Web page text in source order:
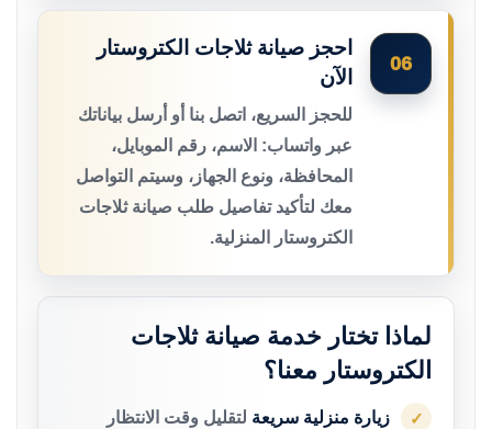
06
احجز صيانة ثلاجات الكتروستار
الآن
للحجز السريع، اتصل بنا أو أرسل بياناتك
عبر واتساب: الاسم، رقم الموبايل،
المحافظة، ونوع الجهاز، وسيتم التواصل
معك لتأكيد تفاصيل طلب صيانة ثلاجات
الكتروستار المنزلية.
لماذا تختار خدمة صيانة ثلاجات
الكتروستار معنا؟
✓ زيارة منزلية سريعة لتقليل وقت الانتظار